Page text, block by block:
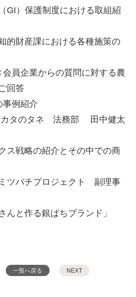
GI）保護制度における取組紹
的財産課における各種施策の
会員企業からの質問に対する農
回答
事例紹介
タのタネ 法務部 田中健太
ス戦略の紹介とその中での商
ツバチプロジェクト 副理事
んと作る銀ぱちブランド」
一覧へ戻る NEXT